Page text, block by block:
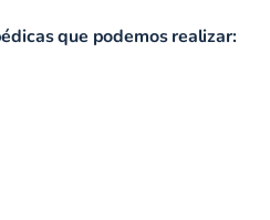
que podemos realizar: